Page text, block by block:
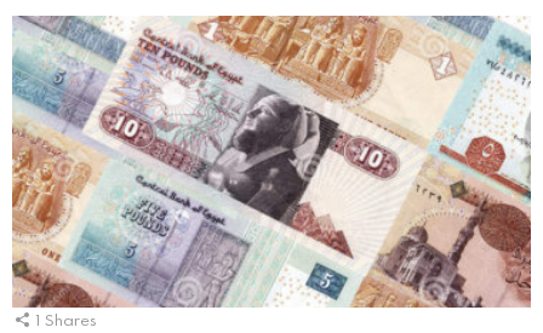
1 Shares